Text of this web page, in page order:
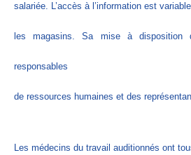
salariée. L’accès à l’information est
les magasins. Sa mise à disposition
responsables
de ressources humaines et des
Les médecins du travail auditionnés ont